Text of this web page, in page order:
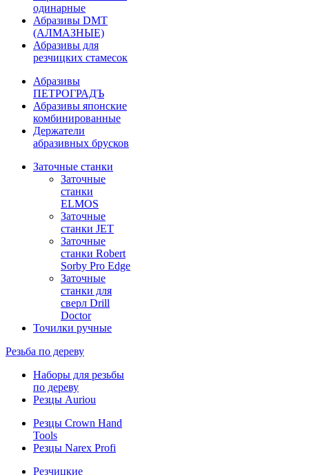
одинарные
Абразивы DMT
(АЛМАЗНЫЕ)
Абразивы для
резчицких стамесок
Абразивы
ПЕТРОГРАДЪ
Абразивы японские
комбинированные
Держатели
абразивных брусков
Заточные станки
Заточные
станки
ELMOS
Заточные
станки JET
Заточные
станки Robert
Sorby Pro Edge
Заточные
станки для
сверл Drill
Doctor
Точилки ручные
Резьба по дереву
Наборы для резьбы
по дереву
Резцы Auriou
Резцы Crown Hand
Tools
Резцы Narex Profi
Резчицкие